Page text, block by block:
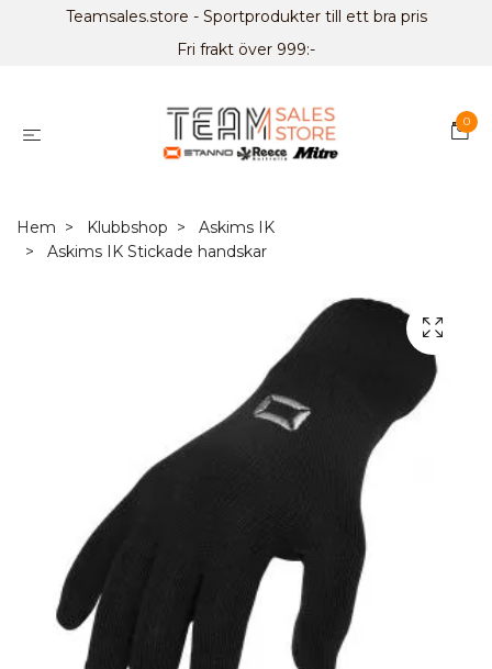
Teamsales.store - Sportprodukter till ett bra pris
Fri frakt över 999:-
0
Hem Klubbshop
Askims IK
Askims IK Stickade handskar